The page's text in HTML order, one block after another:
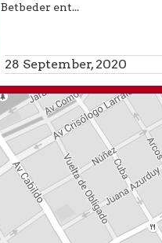
Betbeder ent...
28 September, 2020